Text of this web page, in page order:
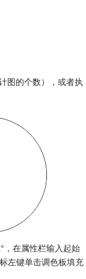
图的个数），或者执
，在属性栏输入起始
左键单击调色板填充